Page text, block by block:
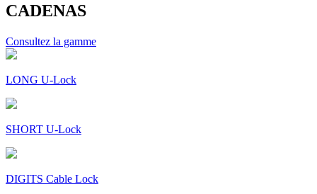
CADENAS
Consultez la gamme
LONG U-Lock
SHORT U-Lock
DIGITS Cable Lock